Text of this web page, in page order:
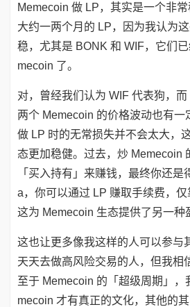
Memecoin 做 LP，其实是一个非
大约一两个月的 LP，因为我认为
稳，尤其是 BONK 和 WIF，它们
mecoin 了。
对，曾经我们认为 WIF 代表狗，
两个 Memecoin 的价格波动也有一
做 LP 时的无常损失并不会太大，
态更加稳健。过去，炒 Memecoin
「买入持有」来赚钱，最终你还
a，你可以通过 LP 赚取手续费，仅
这为 Memecoin 生态提供了另一种
这也让更多像我这样的人可以参与
天天去做高风险交易的人，但我相
至于 Memecoin 的「超级周期」，
mecoin 才有真正的文化，其他的